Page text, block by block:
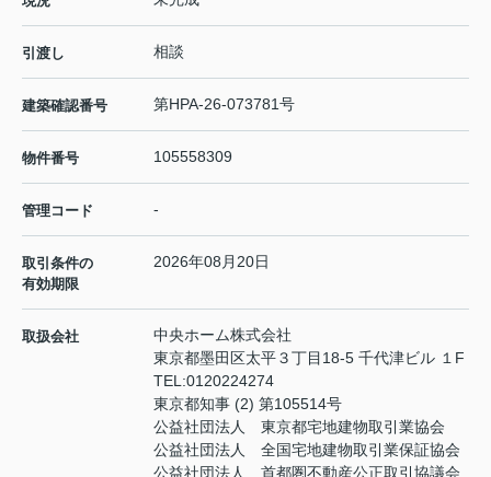
引渡し 相談
建築確認番号 第HPA-26-073781号
物件番号 105558309
管理コード -
取引条件の
有効期限
2026年08月20日
取扱会社
中央ホーム株式会社
東京都墨田区太平３丁目18-5 千代津ビル １F
TEL:0120224274
東京都知事 (2) 第105514号
公益社団法人 東京都宅地建物取引業協会
公益社団法人 全国宅地建物取引業保証協会
公益社団法人 首都圏不動産公正取引協議会